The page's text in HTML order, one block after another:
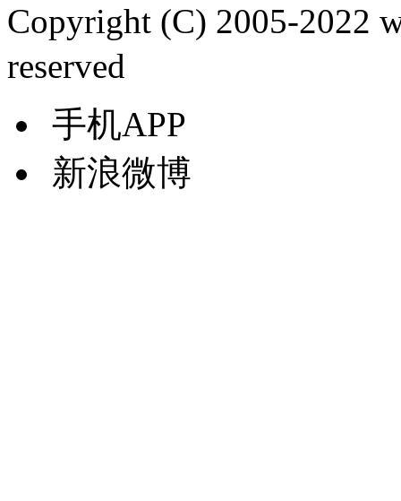
Copyright (C) 2005-2022
reserved
手机APP
新浪微博